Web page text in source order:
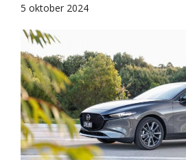
5 oktober 2024